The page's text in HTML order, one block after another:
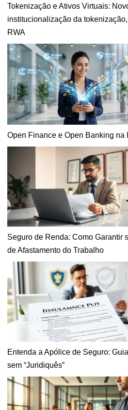
Tokenização e Ativos Virtuais:
institucionalização da
RWA
Open Finance e Open Banking na
Seguro de Renda: Como Garantir
de Afastamento do Trabalho
Entenda a Apólice de Seguro:
sem “Juridiquês”